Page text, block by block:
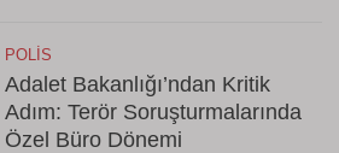
POLIS
Adalet Bakanlığı’ndan Kritik
Adım: Terör Soruşturmalarında
Özel Büro Dönemi